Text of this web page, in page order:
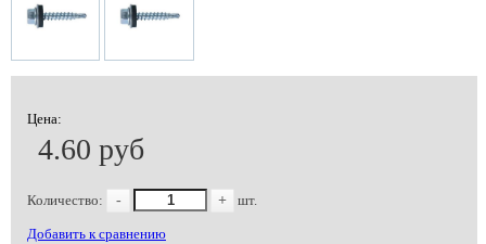
Цена:
4.60 руб
Количество: - + шт.
Добавить к сравнению